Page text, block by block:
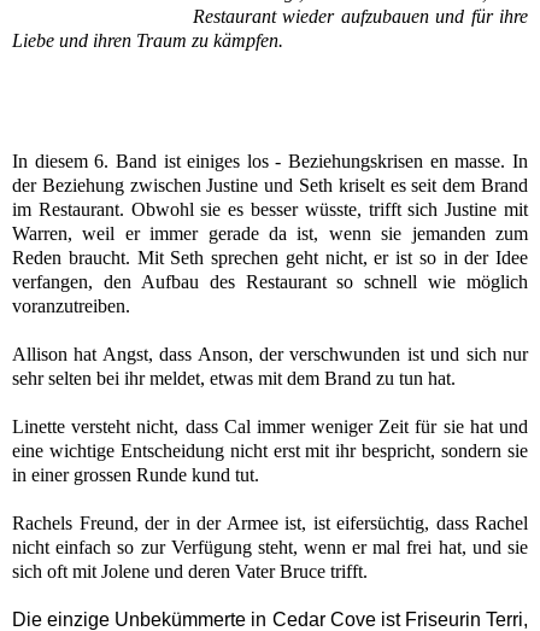
Restaurant wieder aufzubauen und für ihre
Liebe und ihren Traum zu kämpfen.
In diesem 6. Band ist einiges los - Beziehungskrisen en masse. In
der Beziehung zwischen Justine und Seth kriselt es seit dem Brand
im Restaurant. Obwohl sie es besser wüsste, trifft sich Justine mit
Warren, weil er immer gerade da ist, wenn sie jemanden zum
Reden braucht. Mit Seth sprechen geht nicht, er ist so in der Idee
verfangen, den Aufbau des Restaurant so schnell wie möglich
voranzutreiben.
Allison hat Angst, dass Anson, der verschwunden ist und sich nur
sehr selten bei ihr meldet, etwas mit dem Brand zu tun hat.
Linette versteht nicht, dass Cal immer weniger Zeit für sie hat und
eine wichtige Entscheidung nicht erst mit ihr bespricht, sondern sie
in einer grossen Runde kund tut.
Rachels Freund, der in der Armee ist, ist eifersüchtig, dass Rachel
nicht einfach so zur Verfügung steht, wenn er mal frei hat, und sie
sich oft mit Jolene und deren Vater Bruce trifft.
Die einzige Unbekümmerte in Cedar Cove ist Friseurin Terri,